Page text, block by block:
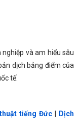
và am hiểu sâu
dịch bảng điểm của
tế.
tiếng Đức
Dịch